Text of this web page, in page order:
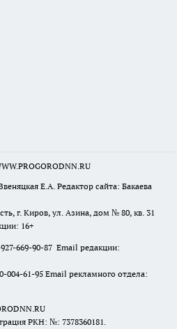
Е.А. Редактор сайта: Бакаева
г. Киров, ул. Азина, дом № 80, кв. 31
16+
669-90-87 Email редакции:
004-61-95 Email рекламного отдела:
РКН: №: 7378360181.